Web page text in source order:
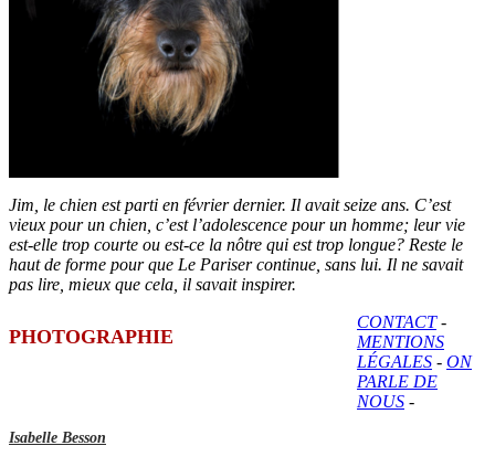
Jim, le chien est parti en février dernier. Il avait seize ans. C’est
vieux pour un chien, c’est l’adolescence pour un homme; leur vie
est-elle trop courte ou est-ce la nôtre qui est trop longue? Reste le
haut de forme pour que Le Pariser continue, sans lui. Il ne savait
pas lire, mieux que cela, il savait inspirer.
PHOTOGRAPHIE
Isabelle Besson
CONTACT-
MENTIONS
LÉGALES - ON
PARLE DE
NOUS -